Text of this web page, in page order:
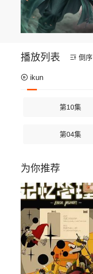
播放列表 倒序
ikun
第10集
第04集
为你推荐